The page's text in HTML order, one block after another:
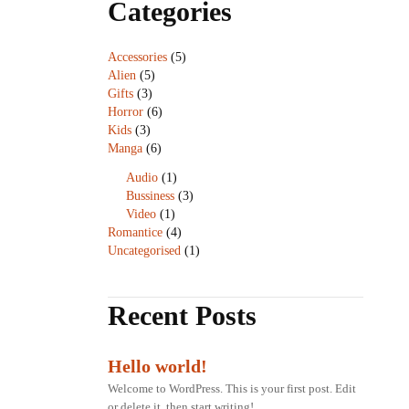
Categories
Accessories (5)
Alien (5)
Gifts (3)
Horror (6)
Kids (3)
Manga (6)
Audio (1)
Bussiness (3)
Video (1)
Romantice (4)
Uncategorised (1)
Recent Posts
Hello world!
Welcome to WordPress. This is your first post. Edit